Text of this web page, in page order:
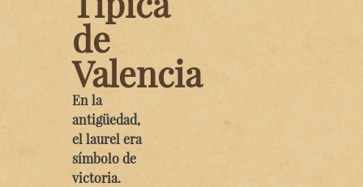
de
Valencia
En la
antigüedad,
el laurel era
símbolo de
victoria.